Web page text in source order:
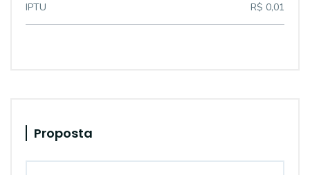
IPTU R$ 0,01
Proposta